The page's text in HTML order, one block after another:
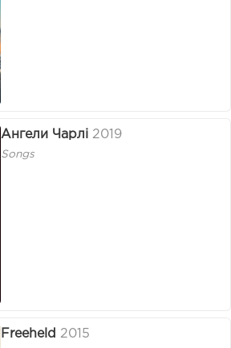
Ангели Чарлі 2019
Songs
Freeheld 2015